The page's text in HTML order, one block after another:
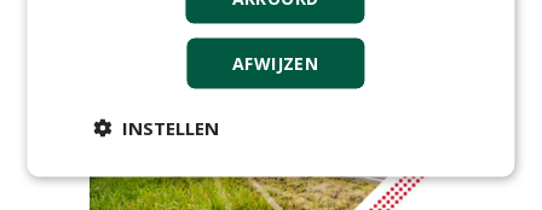
AFWIJZEN
INSTELLEN